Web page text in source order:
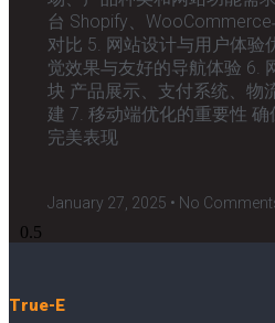
台 Shopify、
对比 5. 网站设计与用户体验
觉效果与友好的导航体验 6.
块 产品展示、支付系统、物
建 7. 移动端优化的重要性
完美表现
January 27, 2025 No
True-E